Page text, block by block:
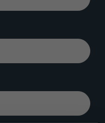
pedido
de papel holísticas
para usted (defensas,
cambios de diseños al